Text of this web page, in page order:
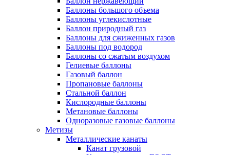
Баллоны большого объема
Баллоны углекислотные
Баллон природный газ
Баллоны для сжиженных газов
Баллоны под водород
Баллоны со сжатым воздухом
Гелиевые баллоны
Газовый баллон
Пропановые баллоны
Стальной баллон
Кислородные баллоны
Метановые баллоны
Одноразовые газовые баллоны
Метизы
Металлические канаты
Канат грузовой